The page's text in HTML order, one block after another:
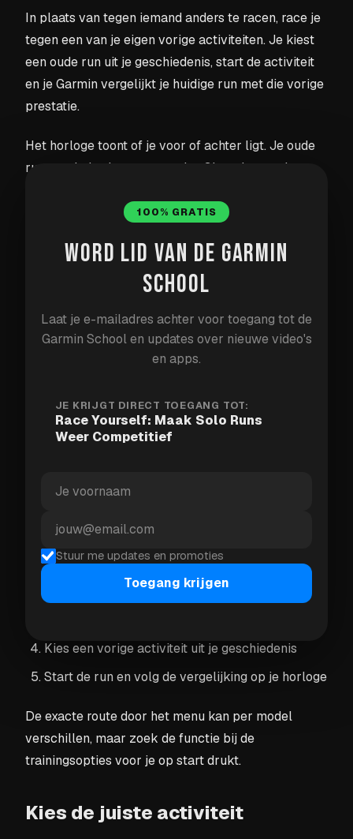
In plaats van tegen iemand anders te racen, race je
tegen een van je eigen vorige activiteiten. Je kiest
een oude run uit je geschiedenis, start de activiteit
en je Garmin vergelijkt je huidige run met die vorige
prestatie.
Het horloge toont of je voor of achter ligt. Je oude
run wordt dus je tegenstander. Simpel, maar het
Waarom het werkt
Een gewone easy run heeft geen tegenstander. Een
Tegen een vorige versie van jezelf lopen geeft de
run meteen een duidelijke uitdaging.
vraag wordt: kan je jezelf verslaan?
Zo start je Race Yourself
Open deRun-activiteit op je Garmin
Open voor je start hetTraining-menu
Kies een vorige activiteit uit je geschiedenis
Start de run en volg de vergelijking op je horloge
De exacte route door het menu kan per model
verschillen, maar zoek de functie bij de
trainingsopties voor je op start drukt.
Kies de juiste activiteit
100% GRATIS
WORD LID VAN DE GARMIN
SCHOOL
Laat je e-mailadres achter voor toegang tot de
Garmin School en updates over nieuwe video's
en apps.
JE KRIJGT DIRECT TOEGANG TOT:
Race Yourself: Maak Solo Runs
Weer Competitief
Stuur me updates en promoties
Toegang krijgen